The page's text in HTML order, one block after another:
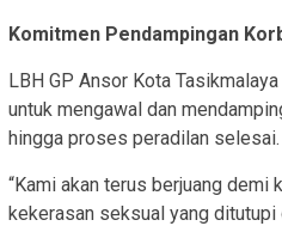
Komitmen Pendampingan
LBH GP Ansor Kota
untuk mengawal dan
hingga proses peradilan selesai.
“Kami akan terus berjuang demi
kekerasan seksual yang